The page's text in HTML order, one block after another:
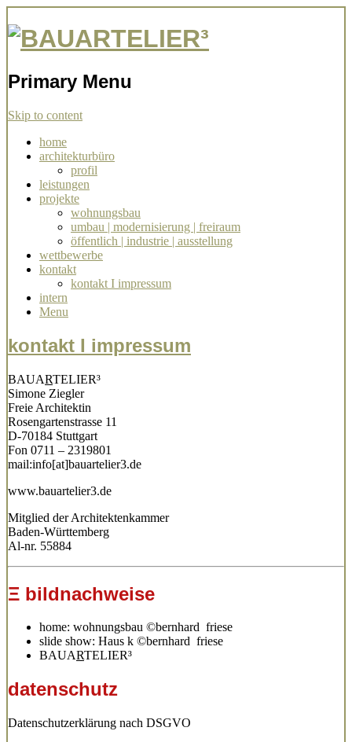
BAUARTELIER³
Architekturbüro Stuttgart Simone
Ziegler
Primary Menu
Skip to content
home
architekturbüro
profil
leistungen
projekte
wohnungsbau
umbau | modernisierung | freiraum
öffentlich | industrie | ausstellung
wettbewerbe
kontakt
kontakt I impressum
intern
Menu
kontakt I impressum
BAUARTELIER³
Simone Ziegler
Freie Architektin
Rosengartenstrasse 11
D-70184 Stuttgart
Fon 0711 – 2319801
mail:info[at]bauartelier3.de
www.bauartelier3.de
Mitglied der Architektenkammer
Baden-Württemberg
Al-nr. 55884
Ξ bildnachweise
home: wohnungsbau ©bernhard friese
slide show: Haus k ©bernhard friese
BAUARTELIER³
datenschutz
Datenschutzerklärung nach DSGVO